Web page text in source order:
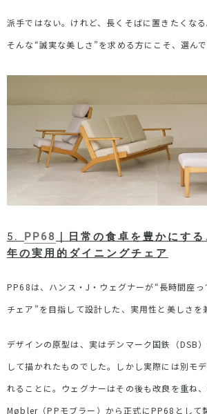
派手ではない。けれど、長くそばに置きたくなる
そんな“誠実な美しさ”を求める方にこそ、選んで
5. PP68 ｜日常の食卓を豊かにす
年の実用的ダイニングチェア
PP68は、ハンス・J ・ウェグナーが“長時間座
チェア ”を目指して設計した、実用性と美しさを
デザインの原型は、実はデンマーク国鉄（DSB
して描かれたものでした。しかし実際には別モ
れることに。ウェグナーはその後も改良を重ね、
Møbler （PPモブラー）から正式にPP68 として